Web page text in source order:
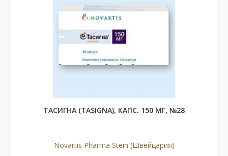
ТАСИГНА (TASIGNA), КАПС. 150 МГ, №28
Novartis Pharma Stein (Швейцария)